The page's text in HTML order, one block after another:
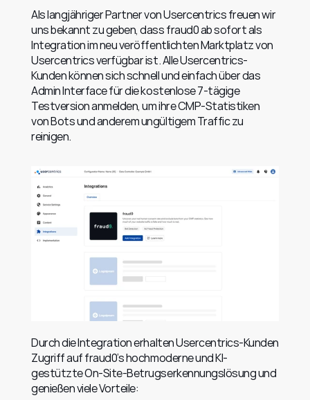
Als langjähriger Partner von Usercentrics freuen wir
uns bekannt zu geben, dass fraud0 ab sofort als
Integration im neu veröffentlichten Marktplatz von
Usercentrics verfügbar ist. Alle Usercentrics-
Kunden können sich schnell und einfach über das
Admin Interface für die kostenlose 7-tägige
Testversion anmelden, um ihre CMP-Statistiken
von Bots und anderem ungültigem Traffic zu
reinigen.
Durch die Integration erhalten Usercentrics-Kunden
Zugriff auf fraud0’s hochmoderne und KI-
gestützte On-Site-Betrugserkennungslösung und
genießen viele Vorteile: